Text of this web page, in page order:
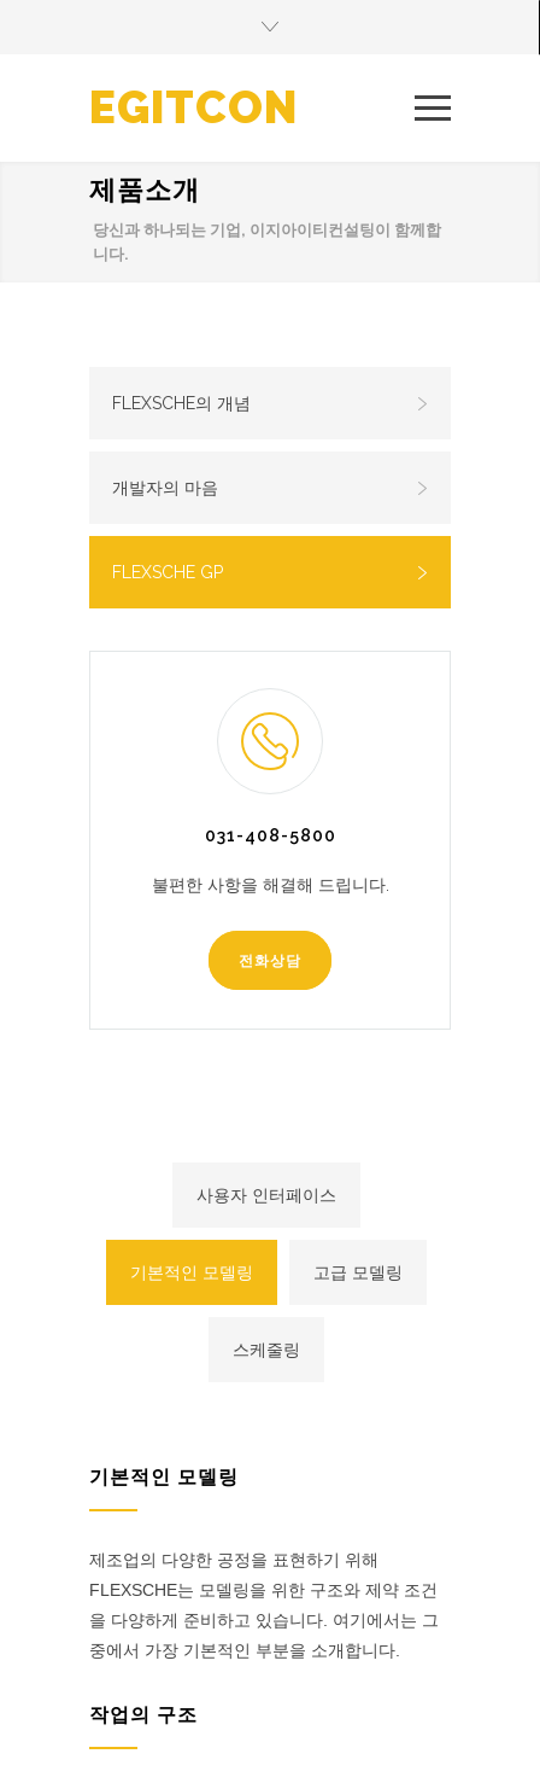
EGITCON
제품소개
당신과 하나되는 기업, 이지아이티컨설팅이 함께합
니다.
FLEXSCHE의 개념
개발자의 마음
FLEXSCHE GP
031-408-5800
불편한 사항을 해결해 드립니다.
전화상담
사용자 인터페이스
기본적인 모델링 고급 모델링
스케줄링
기본적인 모델링
제조업의 다양한 공정을 표현하기 위해
FLEXSCHE는 모델링을 위한 구조와 제약 조건
을 다양하게 준비하고 있습니다. 여기에서는 그
중에서 가장 기본적인 부분을 소개합니다.
작업의 구조